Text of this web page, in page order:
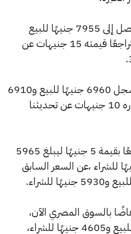
انخفض سعر عيار 24 ليصل إلى 7955 جنيهًا للبيع
و7895 جنيهًا للشراء، بتراجعًا قيمته 15 جنيهات عن
وتراجع سعر عيار 21 ليسجل 6960 جنيهًا للبيع و6910
جنيهًا للشراء، بتراجع قدره 10 جنيهات عن تحديثنا
وشهد سعر عيار 18 تراجعًا بقيمة 5 جنيهًا ليبلغ 5965
للبيع و5925 جنيهًا للشراء ،عن السعر السابق
عيار 14 انخفاضًا بالسوق المصري الآن،
حيث بلغ 4640 جنيهًا للبيع و4605 جنيهًا للشراء،